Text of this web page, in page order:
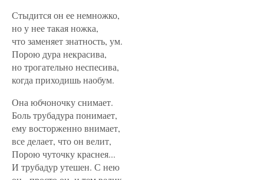
Стыдится он ее немножко,
но у нее такая ножка,
что заменяет знатность, ум.
Порою дура некрасива,
но трогательно неспесива,
когда приходишь наобум.
Она юбчоночку снимает.
Боль трубадура понимает,
ему восторженно внимает,
все делает, что он велит,
Порою чуточку краснея...
И трубадур утешен. С нею